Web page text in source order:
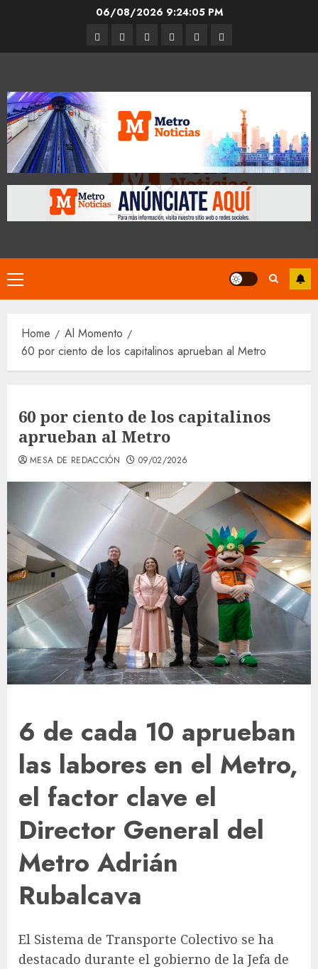
06/08/2026 9:24:06 PM
Entrevistas
Espectáculos
Movilidad
Metro
CDMX
CulturaOpinión
Primary
Menu
Home
Al Momento
60 por ciento de los capitalinos aprueban al Metro
60 por ciento de los capitalinos
aprueban al Metro
MESA DE REDACCIÓN 09/02/2026
6 de cada 10 aprueban
las labores en el Metro,
el factor clave el
Director General del
Metro Adrián
Rubalcava
El Sistema de Transporte Colectivo se ha
destacado durante el gobierno de la Jefa de